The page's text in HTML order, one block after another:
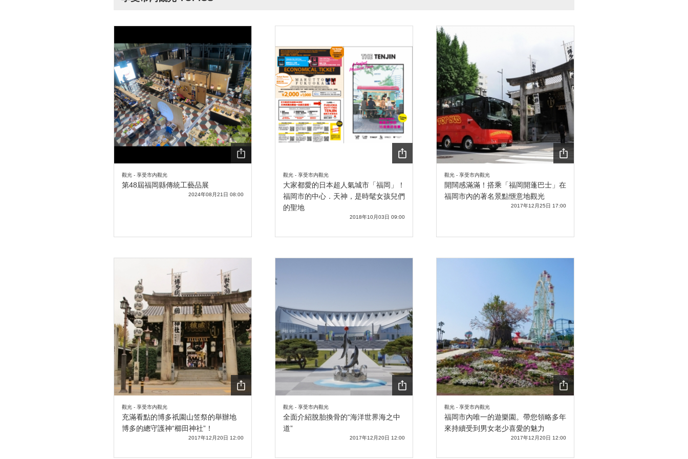
觀光 - 享受市内觀光
第48屆福岡縣傳統工藝品展
2024年08月21日 08:00
RE
觀光 - 享受市内觀光
大家都愛的日本超人氣城市「福岡」！
福岡市的中心．天神，是時髦女孩兒們
的聖地
2018年10月03日 09:00
RE
觀光 - 享受市内觀光
開闊感滿滿！搭乘「福岡開蓬巴士」在
福岡市內的著名景點愜意地觀光
2017年12月25日 17:00
RE
觀光 - 享受市内觀光
充滿看點的博多祇園山笠祭的舉辦地
博多的總守護神“櫛田神社”！
2017年12月20日 12:00
RE
觀光 - 享受市内觀光
全面介紹脫胎換骨的“海洋世界海之中
道”
2017年12月20日 12:00
RE
觀光 - 享受市内觀光
福岡市內唯一的遊樂園。帶您領略多年
來持續受到男女老少喜愛的魅力
2017年12月20日 12:00